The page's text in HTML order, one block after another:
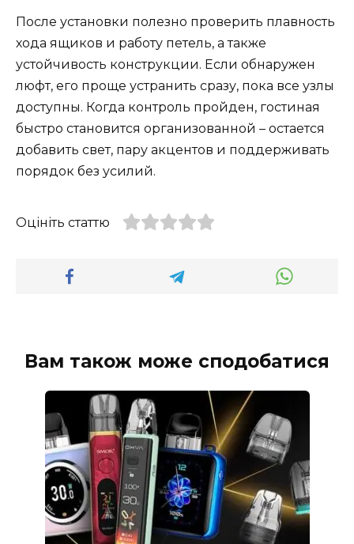
После установки полезно проверить плавность
хода ящиков и работу петель, а также
устойчивость конструкции. Если обнаружен
люфт, его проще устранить сразу, пока все узлы
доступны. Когда контроль пройден, гостиная
быстро становится организованной – остается
добавить свет, пару акцентов и поддерживать
порядок без усилий.
Оцініть статтю
Вам також може сподобатися